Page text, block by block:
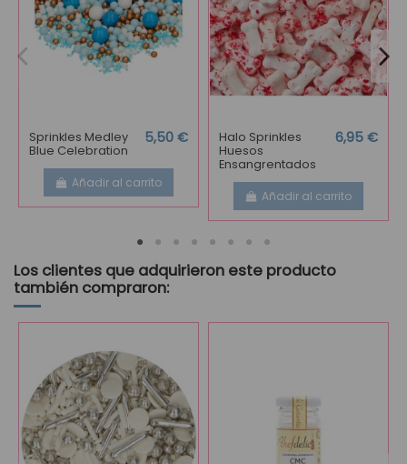
Sprinkles Medley
Blue Celebration
5,50 €
Añadir al carrito
Halo Sprinkles
Huesos
Ensangrentados
6,95 €
Añadir al carrito
Los clientes que adquirieron este producto
también compraron: